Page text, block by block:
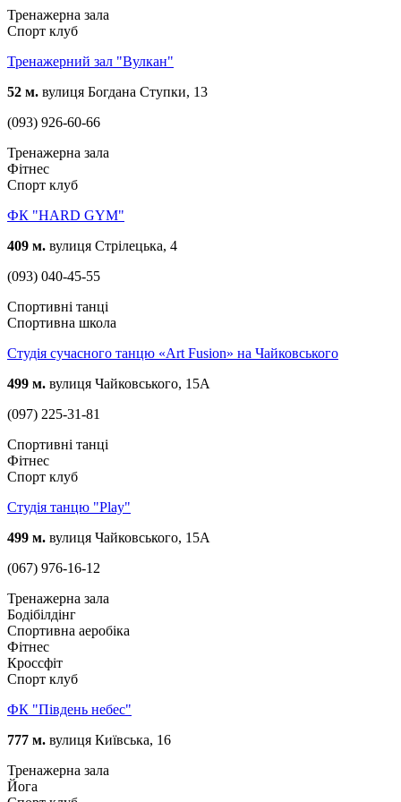
Тренажерна зала
Спорт клуб
Тренажерний зал "Вулкан"
52 м. вулиця Богдана Ступки, 13
(093) 926-60-66
Тренажерна зала
Фітнес
Спорт клуб
ФК "HARD GYM"
409 м. вулиця Стрілецька, 4
(093) 040-45-55
Спортивні танці
Спортивна школа
Студія сучасного танцю «Art Fusion» на Чайковського
499 м. вулиця Чайковського, 15А
(097) 225-31-81
Спортивні танці
Фітнес
Спорт клуб
Студія танцю "Play"
499 м. вулиця Чайковського, 15А
(067) 976-16-12
Тренажерна зала
Бодібілдінг
Спортивна аеробіка
Фітнес
Кроссфіт
Спорт клуб
ФК "Південь небес"
777 м. вулиця Київська, 16
Тренажерна зала
Йога